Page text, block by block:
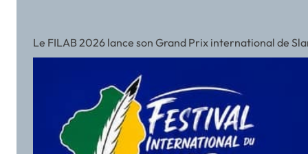
Le FILAB 2026 lance son Grand Prix international de